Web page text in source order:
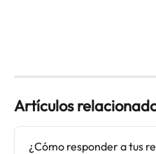
Artículos
¿Cómo responder a tus